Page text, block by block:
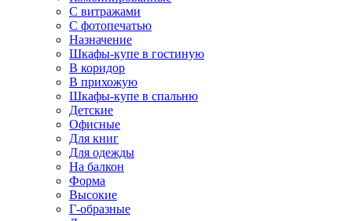
С витражами
С фотопечатью
Назначение
Шкафы-купе в гостиную
В коридор
В прихожую
Шкафы-купе в спальню
Детские
Офисные
Для книг
Для одежды
На балкон
Форма
Высокие
Г-образные